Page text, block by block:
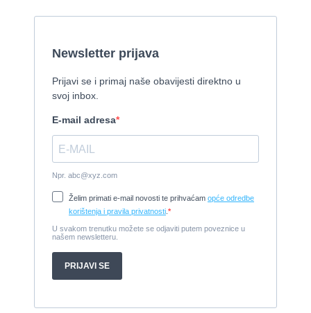
2015, 27 x 7 m, Iveco aifo x 2
Izletnički brod - 94 osobe
Cijena:370.000 EUR
Tender Williams 325 TurboJet - sniženo!
2008, 325 x 1.7 m, weber 750
Damor 900 FURIA - EXTRA OPREMA - PRILIKA - SNIŽENA
CIJENA
2008, 8,98 x 3 m, Yanmar 200kW - unutranji, diesel
Cijena:65.000 EUR
Prodajem jedrilicu ELAN 31 S
Cijena:27.000 EUR
1998, 19 x 5 m, Volvo penta 306ks